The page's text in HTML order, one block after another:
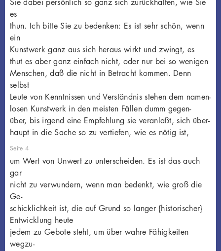
es
thun. Ich bitte Sie zu bedenken: Es ist sehr schön, wenn
ein
Kunstwerk ganz aus sich heraus wirkt und zwingt, es
thut es aber ganz einfach nicht, oder nur bei so wenigen
Menschen, daß die nicht in Betracht kommen. Denn
selbst
Leute von Kenntnissen und Verständnis stehen dem namen-
losen Kunstwerk in den meisten Fällen dumm gegen-
über, bis irgend eine Empfehlung sie veranlaßt, sich über-
haupt in die Sache so zu vertiefen, wie es nötig ist,
Seite 4
um Wert von Unwert zu unterscheiden. Es ist das auch
gar
nicht zu verwundern, wenn man bedenkt, wie groß die
Ge-
schicklichkeit ist, die auf Grund so langer {historischer}
Entwicklung heute
jedem zu Gebote steht, um über wahre Fähigkeiten
wegzu-